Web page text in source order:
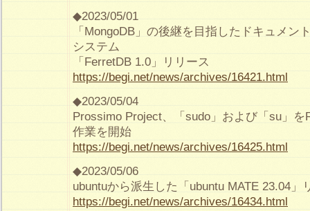
◆2023/05/01
「MongoDB」の後継を目指したドキュメン
システム
「FerretDB 1.0」リリース
https://begi.net/news/archives/16421.html
◆2023/05/04
Prossimo Project、「sudo」および「su」
作業を開始
https://begi.net/news/archives/16425.html
◆2023/05/06
ubuntuから派生した「ubuntu MATE 23.04」
https://begi.net/news/archives/16434.html